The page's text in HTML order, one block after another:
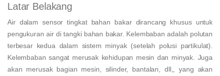
Latar Belakang
Air dalam sensor tingkat bahan bakar dirancang khusus untuk
pengukuran air di tangki bahan bakar. Kelembaban adalah polutan
terbesar kedua dalam sistem minyak (setelah polusi partikulat).
Kelembaban sangat merusak kehidupan mesin dan minyak. Juga
akan merusak bagian mesin, silinder, bantalan, dll,, yang akan